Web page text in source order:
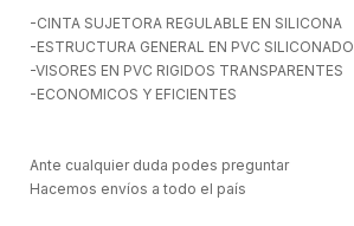
-CINTA SUJETORA REGULABLE EN SILICONA
-ESTRUCTURA GENERAL EN PVC SILICONADO
-VISORES EN PVC RIGIDOS TRANSPARENTES
-ECONOMICOS Y EFICIENTES
Ante cualquier duda podes preguntar
Hacemos envíos a todo el país